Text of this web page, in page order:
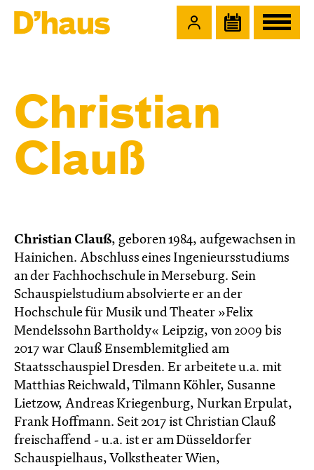
Christian
Clauß
Christian Clauß, geboren 1984, aufgewachsen in
Hainichen. Abschluss eines Ingenieursstudiums
an der Fachhochschule in Merseburg. Sein
Schauspielstudium absolvierte er an der
Hochschule für Musik und Theater »Felix
Mendelssohn Bartholdy« Leipzig, von 2009 bis
2017 war Clauß Ensemblemitglied am
Staatsschauspiel Dresden. Er arbeitete u.a. mit
Matthias Reichwald, Tilmann Köhler, Susanne
Lietzow, Andreas Kriegenburg, Nurkan Erpulat,
Frank Hoffmann. Seit 2017 ist Christian Clauß
freischaffend - u.a. ist er am Düsseldorfer
Schauspielhaus, Volkstheater Wien,